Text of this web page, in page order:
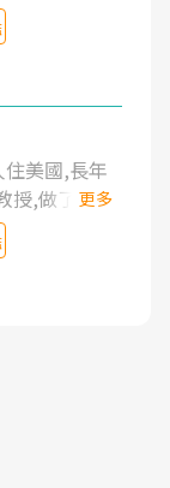
美國,長年
授,做了各種
徒手治療都
限,只是壓
生活品質.
症候群專
更多